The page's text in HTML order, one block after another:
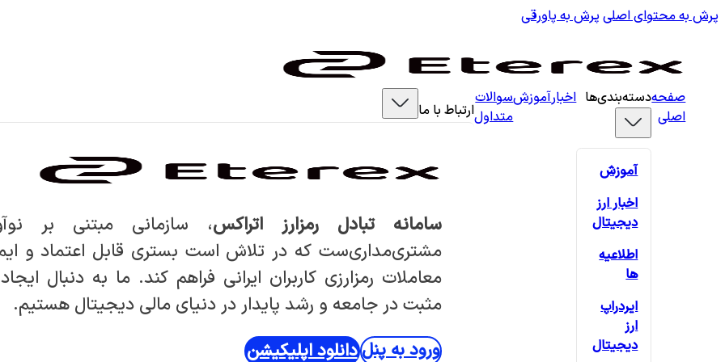
پرش به محتوای اصلی پرش به پاورقی
صفحه
اصلی
دسته‌بندی‌ها
آموزش
اخبار ارز
دیجیتال
اطلاعیه
ها
ایردراپ
ارز
دیجیتال
اخبارآموزشسوالات
متداولارتباط با ما
سامانه تبادل رمزارز اتراکس، سازمانی مبتنی بر
مشتری‌مداری‌ست که در تلاش است بستری قابل اعتماد و
معاملات رمزارزی کاربران ایرانی فراهم کند. ما به دنبال
مثبت در جامعه و رشد پایدار در دنیای مالی دیجیتال هستیم.
ورود به پنلدانلود اپلیکیشن